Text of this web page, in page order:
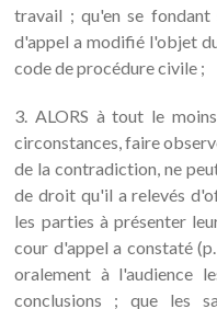
travail ; qu'en se fondant
d'appel a modifié l'objet
code de procédure civile ;
3. ALORS à tout le
circonstances, faire
de la contradiction, ne
de droit qu'il a relevés
les parties à présenter
cour d'appel a constaté
oralement à l'audience
conclusions ; que les